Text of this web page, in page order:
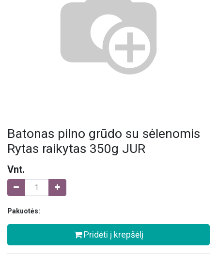
Batonas pilno grūdo su sėlenomis
Rytas raikytas 350g JUR
Vnt.
Pakuotės:
Pridėti į krepšėlį